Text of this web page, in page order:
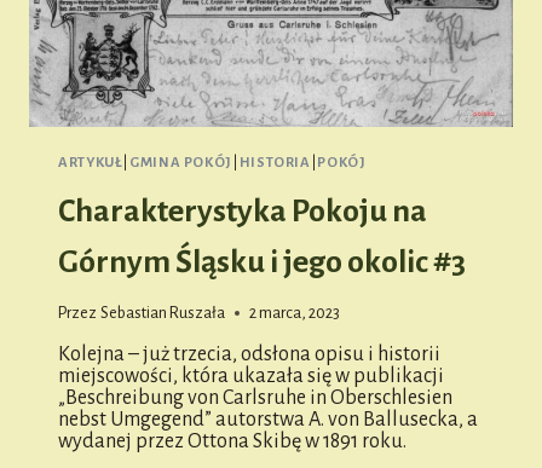
ARTYKUŁ GMINA POKÓJ HISTORIA POKÓJ
Charakterystyka Pokoju na
Górnym Śląsku i jego okolic #3
Przez Sebastian Ruszała 2 marca, 2023
Kolejna – już trzecia, odsłona opisu i historii
miejscowości, która ukazała się w publikacji
„Beschreibung von Carlsruhe in Oberschlesien
nebst Umgegend” autorstwa A. von Ballusecka, a
wydanej przez Ottona Skibę w 1891 roku.